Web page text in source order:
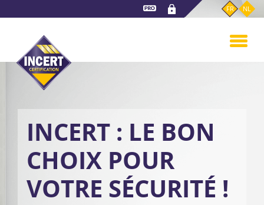
au
principal
FR NL
INCERT : LE BON
CHOIX POUR
VOTRE SÉCURITÉ !